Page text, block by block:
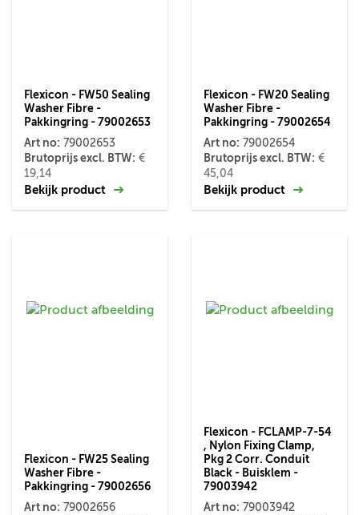
Flexicon - FW50 Sealing
Washer Fibre -
Pakkingring - 79002653
Art no: 79002653
Brutoprijs excl. BTW: €
19,14
Bekijk product
Flexicon - FW20 Sealing
Washer Fibre -
Pakkingring - 79002654
Art no: 79002654
Brutoprijs excl. BTW: €
45,04
Bekijk product
Flexicon - FW25 Sealing
Washer Fibre -
Pakkingring - 79002656
Art no: 79002656
Flexicon - FCLAMP-7-54
, Nylon Fixing Clamp,
Pkg 2 Corr. Conduit
Black - Buisklem -
79003942
Art no: 79003942